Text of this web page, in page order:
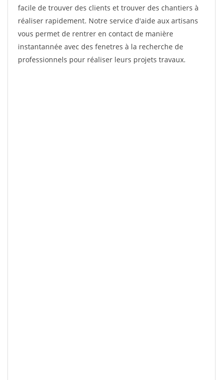
facile de trouver des clients et trouver des chantiers à
réaliser rapidement. Notre service d'aide aux artisans
vous permet de rentrer en contact de manière
instantannée avec des fenetres à la recherche de
professionnels pour réaliser leurs projets travaux.